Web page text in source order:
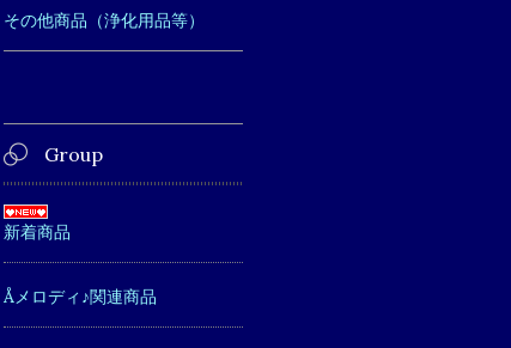
その他商品（浄化用品等）
Group
新着商品
Åメロディ♪関連商品